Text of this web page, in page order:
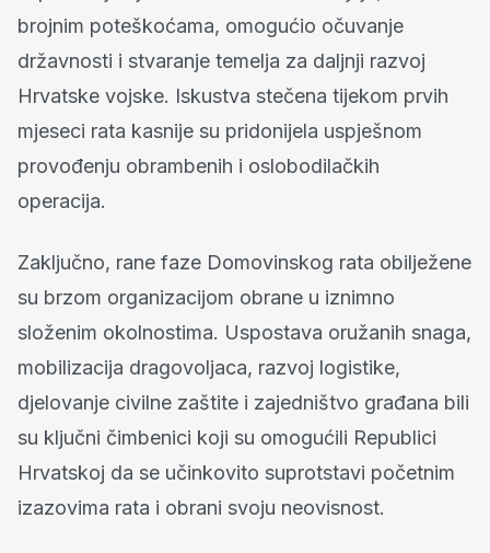
brojnim poteškoćama, omogućio očuvanje
državnosti i stvaranje temelja za daljnji razvoj
Hrvatske vojske. Iskustva stečena tijekom prvih
mjeseci rata kasnije su pridonijela uspješnom
provođenju obrambenih i oslobodilačkih
operacija.
Zaključno, rane faze Domovinskog rata obilježene
su brzom organizacijom obrane u iznimno
složenim okolnostima. Uspostava oružanih snaga,
mobilizacija dragovoljaca, razvoj logistike,
djelovanje civilne zaštite i zajedništvo građana bili
su ključni čimbenici koji su omogućili Republici
Hrvatskoj da se učinkovito suprotstavi početnim
izazovima rata i obrani svoju neovisnost.